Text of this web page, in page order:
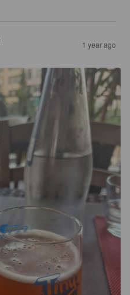
1 year ago